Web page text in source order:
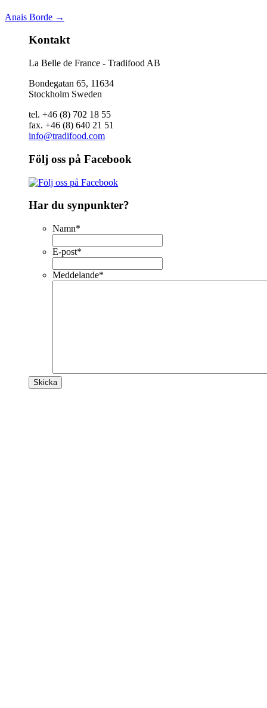
Anais Borde →
Kontakt
La Belle de France - Tradifood AB
Bondegatan 65, 11634
Stockholm Sweden
tel. +46 (8) 702 18 55
fax. +46 (8) 640 21 51
info@tradifood.com
Följ oss på Facebook
Har du synpunkter?
Namn*
E-post*
Meddelande*